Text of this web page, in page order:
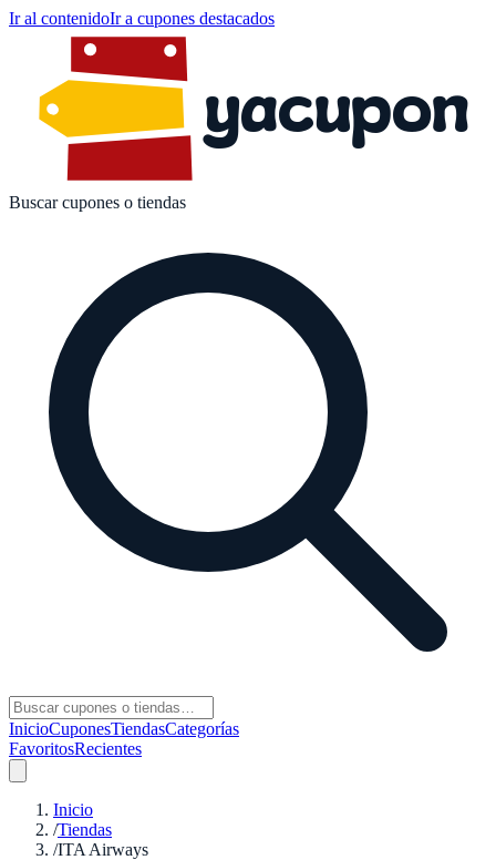
Ir al contenidoIr a cupones destacados
yacupon
Buscar cupones o tiendas
InicioCuponesTiendasCategorías
FavoritosRecientes
Inicio
/Tiendas
/ITA Airways